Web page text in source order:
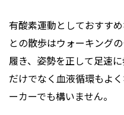
有酸素運動としておすす
との散歩はウォーキング
履き、姿勢を正して足速
だけでなく血液循環もよ
ーカーでも構いません。